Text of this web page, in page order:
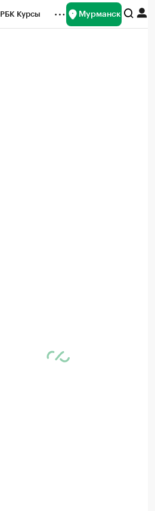
РБК Курсы Мурманск